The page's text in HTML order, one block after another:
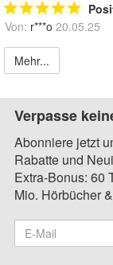
Von: r***o 20.05.25
Mehr...
Verpasse
Abonniere jetzt
Rabatte und
Extra-Bonus: 60
Mio. Hörbücher